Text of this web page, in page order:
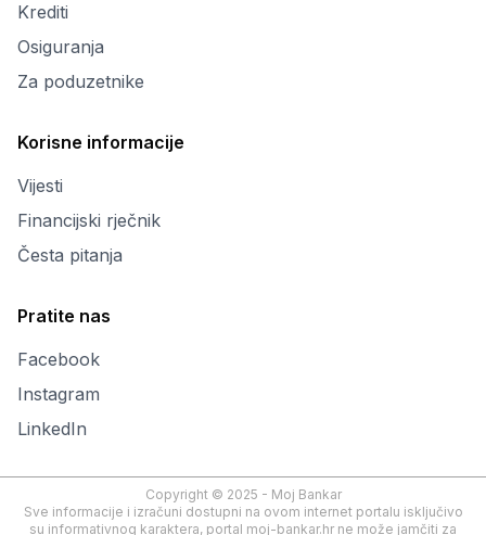
Krediti
Osiguranja
Za poduzetnike
Korisne informacije
Vijesti
Financijski rječnik
Česta pitanja
Pratite nas
Facebook
Instagram
LinkedIn
Copyright © 2025 - Moj Bankar
Sve informacije i izračuni dostupni na ovom internet portalu isključivo
su informativnog karaktera, portal moj-bankar.hr ne može jamčiti za